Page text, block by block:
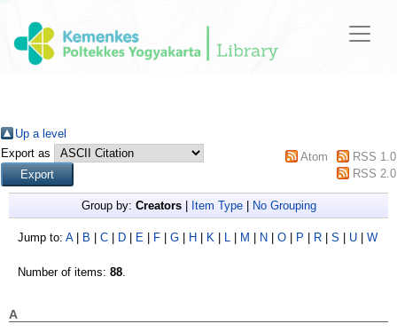
Up a level
Export as
Atom
RSS 1.0
RSS 2.0
Group by: Creators| Item Type| No Grouping
Jump to: A| B C D E F G H K L M N O P R S U W
Number of items: 88.
A